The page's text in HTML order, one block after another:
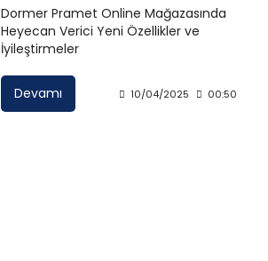
Dormer Pramet Online Mağazasında
Heyecan Verici Yeni Özellikler ve
İyileştirmeler
Devamı 10/04/2025 00:50